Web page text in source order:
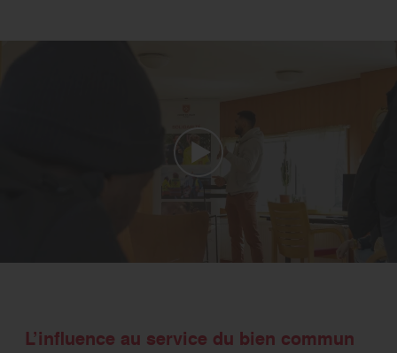
L’influence au service du bien commun